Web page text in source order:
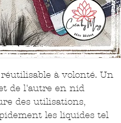
à volonté. Un
de l'autre en nid
des utilisations,
les liquides tel